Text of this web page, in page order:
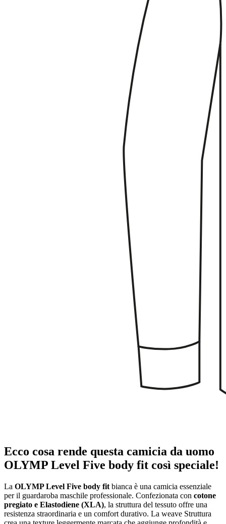
Ecco cosa rende questa camicia da uomo
OLYMP Level Five body fit così speciale!
La OLYMP Level Five body fit bianca è una camicia essenziale
per il guardaroba maschile professionale. Confezionata con cotone
pregiato e Elastodiene (XLA), la struttura del tessuto offre una
resistenza straordinaria e un comfort durativo. La weave Struttura